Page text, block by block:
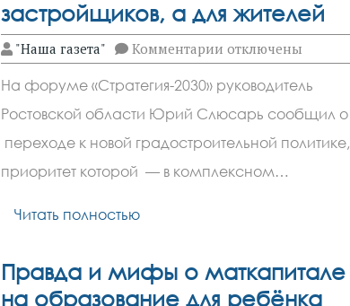
застройщиков, а для жителей
"Наша газета" Комментарии к
записи
Слюсарь
сообщил
о
том,
что
комфортные
а
для
отключены
На форуме «Стратегия-2030» руководитель
Ростовской области Юрий Слюсарь сообщил о
переходе к новой градостроительной политике,
приоритет которой — в комплексном…
Читать полностью
Правда и мифы о маткапитале
на образование для ребёнка